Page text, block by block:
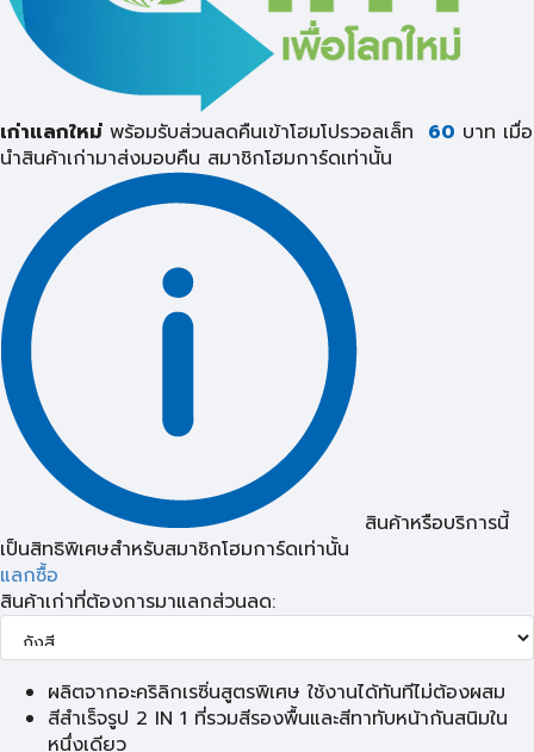
เก่าแลกใหม่ พร้อมรับส่วนลดคืนเข้าโฮมโปรวอลเล็ท 60 บาท เมื่อ
นำสินค้าเก่ามาส่งมอบคืน สมาชิกโฮมการ์ดเท่านั้น
สินค้าหรือบริการนี้
เป็นสิทธิพิเศษสำหรับสมาชิกโฮมการ์ดเท่านั้น
แลกซื้อ
สินค้าเก่าที่ต้องการมาแลกส่วนลด:
ผลิตจากอะคริลิกเรซิ่นสูตรพิเศษ ใช้งานได้ทันทีไม่ต้องผสม
สีสำเร็จรูป 2 IN 1 ที่รวมสีรองพื้นและสีทาทับหน้ากันสนิมใน
หนึ่งเดียว